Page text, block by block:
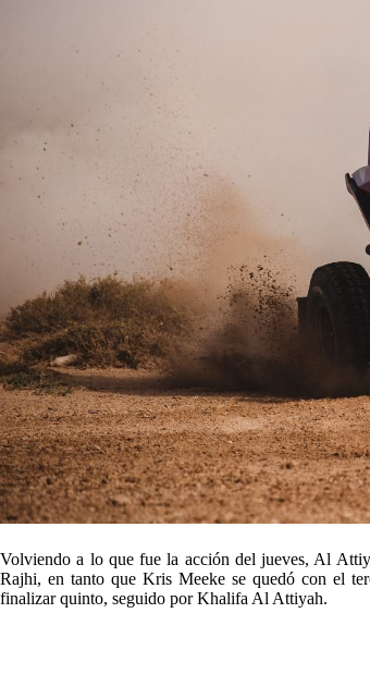
Volviendo a lo que fue la acción del jueves, Al
Rajhi, en tanto que Kris Meeke se quedó con el
finalizar quinto, seguido por Khalifa Al Attiyah.